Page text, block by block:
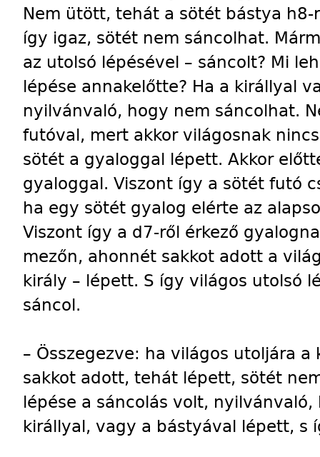
Nem ütött, tehát a sötét bástya h8-
így igaz, sötét nem sáncolhat.
az utolsó lépésével – sáncolt? Mi
lépése annakelőtte? Ha a királlyal
nyilvánvaló, hogy nem sáncolhat.
futóval, mert akkor világosnak
sötét a gyaloggal lépett. Akkor
gyaloggal. Viszont így a sötét futó
ha egy sötét gyalog elérte az
Viszont így a d7-ről érkező
mezőn, ahonnét sakkot adott a
király – lépett. S így világos utolsó
sáncol.
– Összegezve: ha világos utoljára
sakkot adott, tehát lépett, sötét
lépése a sáncolás volt,
királlyal, vagy a bástyával lépett, s